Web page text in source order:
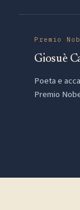
Premio
Giosuè
Poeta e
Premio